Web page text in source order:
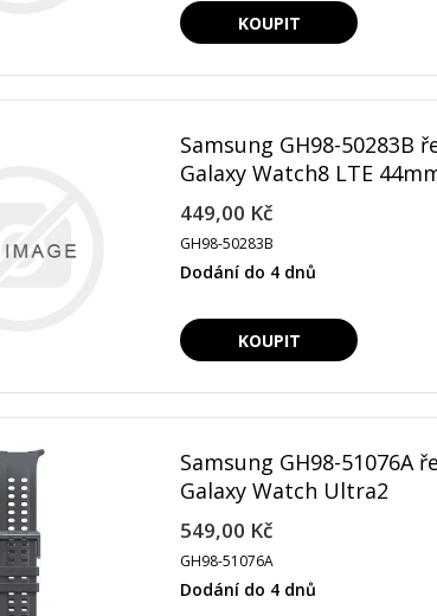
Samsung GH98-50283B
Galaxy Watch8 LTE
449,00 Kč
GH98-50283B
Dodání do 4 dnů
Samsung GH98-51076A
Galaxy Watch Ultra2
549,00 Kč
GH98-51076A
Dodání do 4 dnů